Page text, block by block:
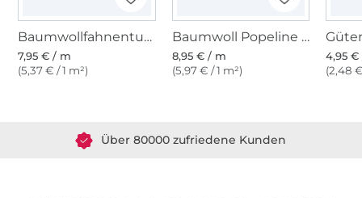
Baumwollfahnentuch, schwarz
7,95 € / m
(5,37 € / 1 m²)
Baumwoll Popeline schwarz
8,95 € / m
(5,97 € / 1 m²)
4,95 €
(2,48